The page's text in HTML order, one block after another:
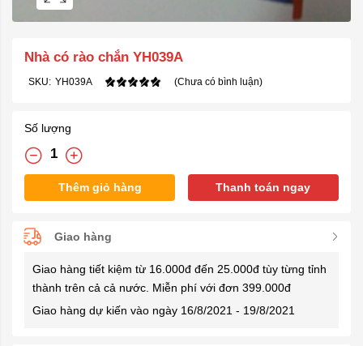
Nhà có rào chắn YH039A
SKU: YH039A (Chưa có bình luận)
Số lượng
Thêm giỏ hàng Thanh toán ngay
Giao hàng
Giao hàng tiết kiệm từ 16.000đ đến 25.000đ tùy từng tỉnh
thành trên cả cả nước. Miễn phí với đơn 399.000đ
Giao hàng dự kiến vào ngày 16/8/2021 - 19/8/2021